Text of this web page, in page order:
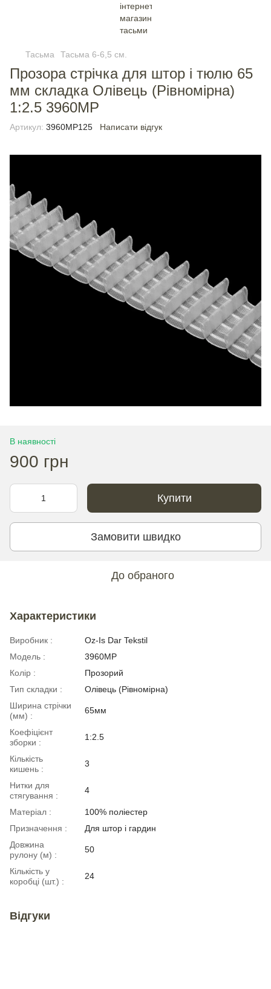
Тасьма Тасьма 6-6,5 см.
Прозора стрічка для штор і тюлю 65
мм складка Олівець (Рівномірна)
1:2.5 3960МР
Артикул: 3960МР125 Написати відгук
В наявності
900 грн
Купити
Замовити швидко
До обраного
Характеристики
Виробник :
Oz-Is Dar Tekstil
Модель :
3960МР
Колір :
Прозорий
Тип складки :
Олівець (Рівномірна)
Ширина стрічки
(мм) :
65мм
Коефіцієнт
зборки :
1:2.5
Кількість
кишень :
3
Нитки для
стягування :
4
Матеріал :
100% поліестер
Призначення :
Для штор і гардин
Довжина
рулону (м) :
50
Кількість у
коробці (шт.) :
24
Відгуки